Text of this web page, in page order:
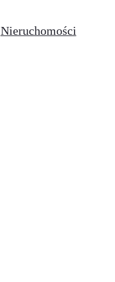
Nieruchomości